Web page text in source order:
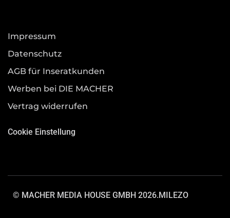
Impressum
Datenschutz
AGB für Inseratkunden
Werben bei DIE MACHER
Vertrag widerrufen
Cookie Einstellung
© MACHER MEDIA HOUSE GMBH 2026.MILEZO